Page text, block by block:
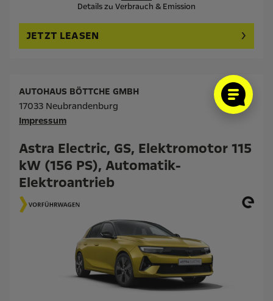
Details zu Verbrauch & Emission
JETZT LEASEN
Astra Electric, GS, Elektromotor 115
kW (156 PS), Automatik-
Elektroantrieb
AUTOHAUS BÖTTCHE GMBH
17033 Neubrandenburg
Impressum